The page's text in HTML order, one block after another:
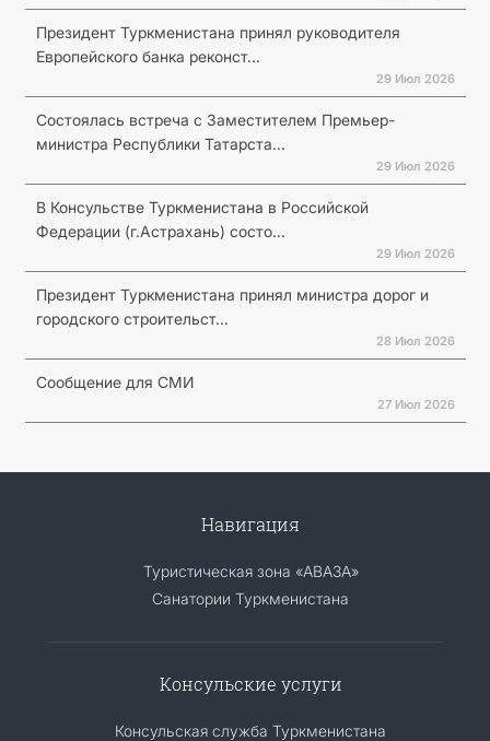
Президент Туркменистана принял руководителя
Европейского банка реконст...
29 Июл 2026
Состоялась встреча с Заместителем Премьер-
министра Республики Татарста...
29 Июл 2026
В Консульстве Туркменистана в Российской
Федерации (г.Астрахань) состо...
29 Июл 2026
Президент Туркменистана принял министра дорог и
городского строительст...
28 Июл 2026
Сообщение для СМИ
27 Июл 2026
Навигация
Туристическая зона «АВАЗА»
Санатории Туркменистана
Консульские услуги
Консульская служба Туркменистана